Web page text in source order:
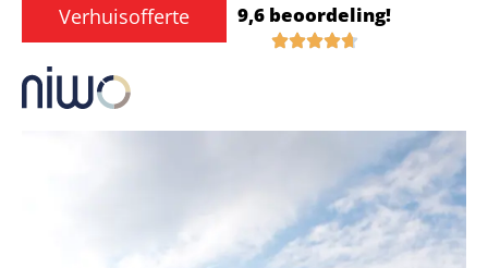
Verhuisofferte 9,6 beoordeling!